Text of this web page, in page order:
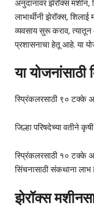
अनुदानावर झेरॉक्स
लाभार्थीनी झेरॉक्स,
व्यवसाय सुरू कराव,
प्रशासनाचा हेतू आहे. या
या
स्प्रिंकलरसाठी ९० टक्के
जिल्हा परिषदेच्या वतीने
स्प्रिंकलरसाठी १० टक्के
सिंचनासाठी संकथाना लाभ
झेरॉक्स